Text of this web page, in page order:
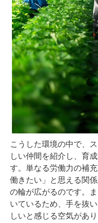
こうした環境の中で、
しい仲間を紹介し、育
す。単なる労働力の補
働きたい」と思える関
の輪が広がるのです。
いているため、手を抜
しいと感じる空気があ